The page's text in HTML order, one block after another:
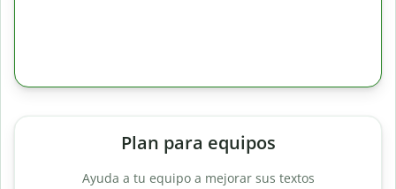
Plan para equipos
Ayuda a tu equipo a mejorar sus textos